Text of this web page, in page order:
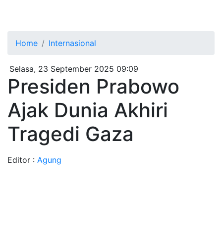
Home Internasional
Selasa, 23 September 2025 09:09
Presiden Prabowo
Ajak Dunia Akhiri
Tragedi Gaza
Editor : Agung